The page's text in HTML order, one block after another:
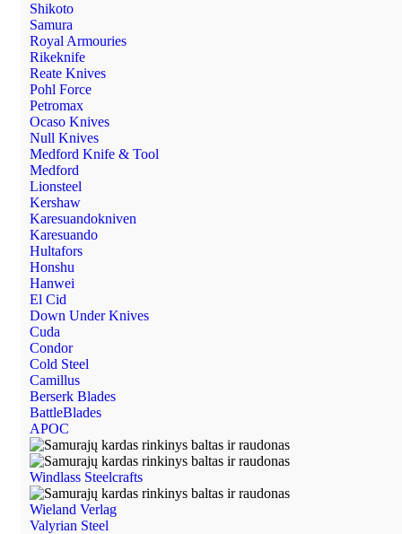
Shikoto
Samura
Royal Armouries
Rikeknife
Reate Knives
Pohl Force
Petromax
Ocaso Knives
Null Knives
Medford Knife & Tool
Medford
Lionsteel
Kershaw
Karesuandokniven
Karesuando
Hultafors
Honshu
Hanwei
El Cid
Down Under Knives
Cuda
Condor
Cold Steel
Camillus
Berserk Blades
BattleBlades
APOC
Windlass Steelcrafts
Wieland Verlag
Valyrian Steel